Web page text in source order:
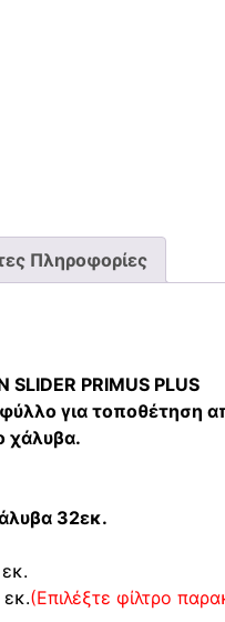
Πληροφορίες
SLIDER PRIMUS PLUS
για τοποθέτηση
χάλυβα.
32εκ.
(Επιλέξτε φίλτρο